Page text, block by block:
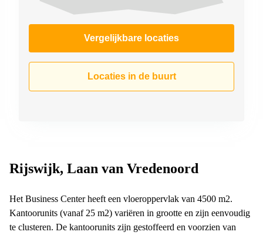
Vergelijkbare locaties
Locaties in de buurt
Rijswijk, Laan van Vredenoord
Het Business Center heeft een vloeroppervlak van 4500 m2.
Kantoorunits (vanaf 25 m2) variëren in grootte en zijn eenvoudig
te clusteren. De kantoorunits zijn gestoffeerd en voorzien van